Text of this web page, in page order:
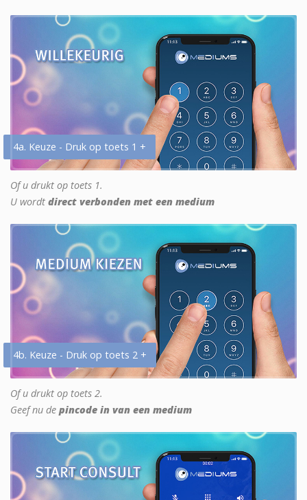
4a. Keuze - Druk op toets 1 +
Of u drukt op toets 1.
U wordt direct verbonden met een medium
4b. Keuze - Druk op toets 2 +
Of u drukt op toets 2.
Geef nu de pincode in van een medium